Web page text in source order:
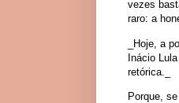
vezes
raro: a
_Hoje, a
Inácio
retórica._
Porque,